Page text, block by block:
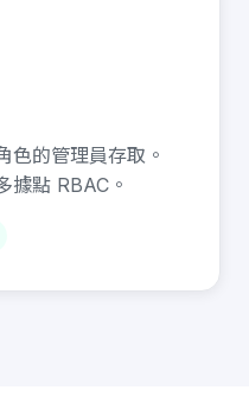
色的管理員存取。
據點 RBAC。